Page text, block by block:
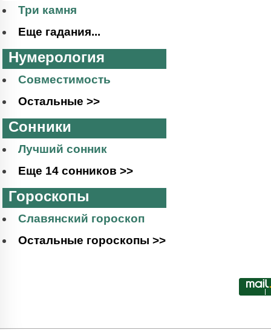
Три камня
Еще гадания...
Нумерология
Совместимость
Остальные >>
Сонники
Лучший сонник
Еще 14 сонников >>
Гороскопы
Славянский гороскоп
Остальные гороскопы >>